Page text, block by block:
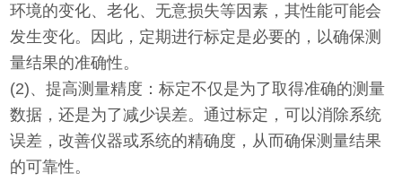
环境的变化、老化、无意损失等因素，其性能可能会
发生变化。因此，定期进行标定是必要的，以确保测
量结果的准确性。
(2)、提高测量精度：标定不仅是为了取得准确的测量
数据，还是为了减少误差。通过标定，可以消除系统
误差，改善仪器或系统的精确度，从而确保测量结果
的可靠性。